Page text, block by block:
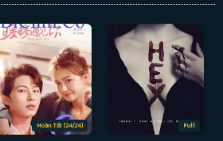
Hoàn Tất (24/24) Full